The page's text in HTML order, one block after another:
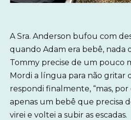
A Sra. Anderson bufou com
quando Adam era bebê, nada
Tommy precise de um pouco
Mordi a língua para não gritar
respondi finalmente, “mas,
apenas um bebê que precisa
virei e voltei a subir as escadas.